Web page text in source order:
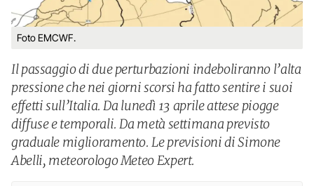
Foto EMCWF.
Il passaggio di due perturbazioni indeboliranno l’alta
pressione che nei giorni scorsi ha fatto sentire i suoi
effetti sull’Italia. Da lunedì 13 aprile attese piogge
diffuse e temporali. Da metà settimana previsto
graduale miglioramento. Le previsioni di Simone
Abelli, meteorologo Meteo Expert.